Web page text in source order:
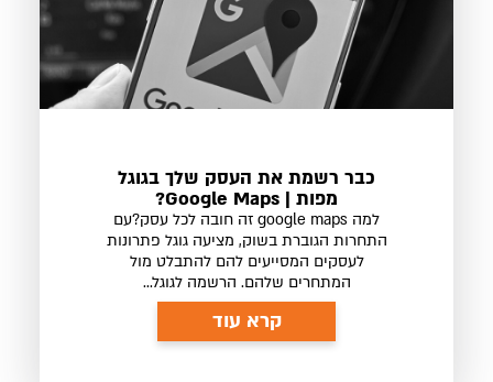
כבר רשמת את העסק שלך בגוגל
מפות | Google Maps?
למה google maps זה חובה לכל עסק?עם
התחרות הגוברת בשוק, מציעה גוגל פתרונות
לעסקים המסייעים להם להתבלט מול
המתחרים שלהם. הרשמה לגוגל...
קרא עוד